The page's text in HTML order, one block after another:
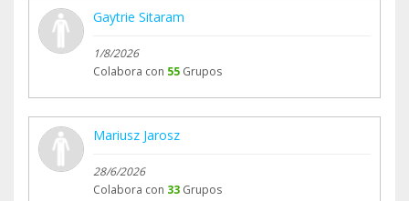
Gaytrie Sitaram
1/8/2026
Colabora con 55 Grupos
Mariusz Jarosz
28/6/2026
Colabora con 33 Grupos